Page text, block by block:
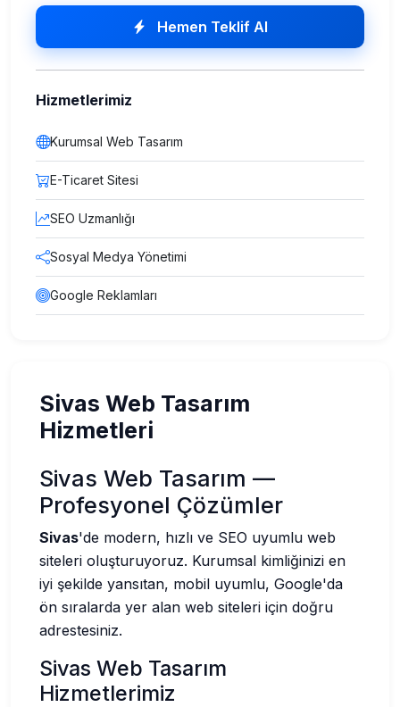
Hemen Teklif Al
Hizmetlerimiz
Kurumsal Web Tasarım
E-Ticaret Sitesi
SEO Uzmanlığı
Sosyal Medya Yönetimi
Google Reklamları
Sivas Web Tasarım
Hizmetleri
Sivas Web Tasarım —
Profesyonel Çözümler
Sivas'de modern, hızlı ve SEO uyumlu web
siteleri oluşturuyoruz. Kurumsal kimliğinizi en
iyi şekilde yansıtan, mobil uyumlu, Google'da
ön sıralarda yer alan web siteleri için doğru
adrestesiniz.
Sivas Web Tasarım
Hizmetlerimiz